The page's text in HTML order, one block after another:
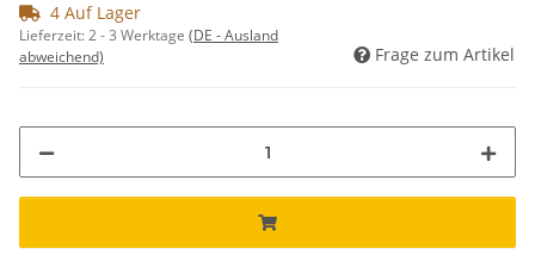
4 Auf Lager
Lieferzeit:2 - 3 Werktage (DE - Ausland
abweichend)
Frage zum Artikel